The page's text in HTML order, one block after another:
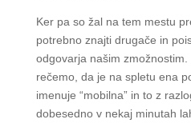
Ker pa so žal na tem mestu
potrebno znajti drugače in
odgovarja našim
rečemo, da je na spletu ena
imenuje “mobilna” in to z
dobesedno v nekaj minutah